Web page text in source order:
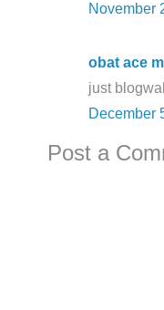
November
obat ace
just
December
Post a